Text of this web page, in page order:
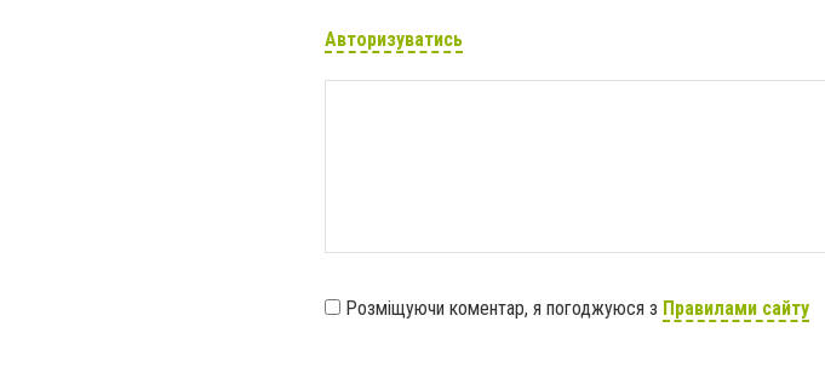
Авторизуватись
Розміщуючи коментар, я погоджуюся з Правилами сайту